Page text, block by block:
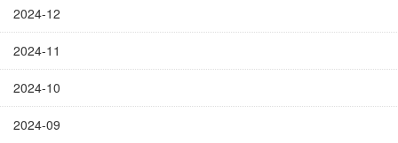
2024-12
2024-11
2024-10
2024-09